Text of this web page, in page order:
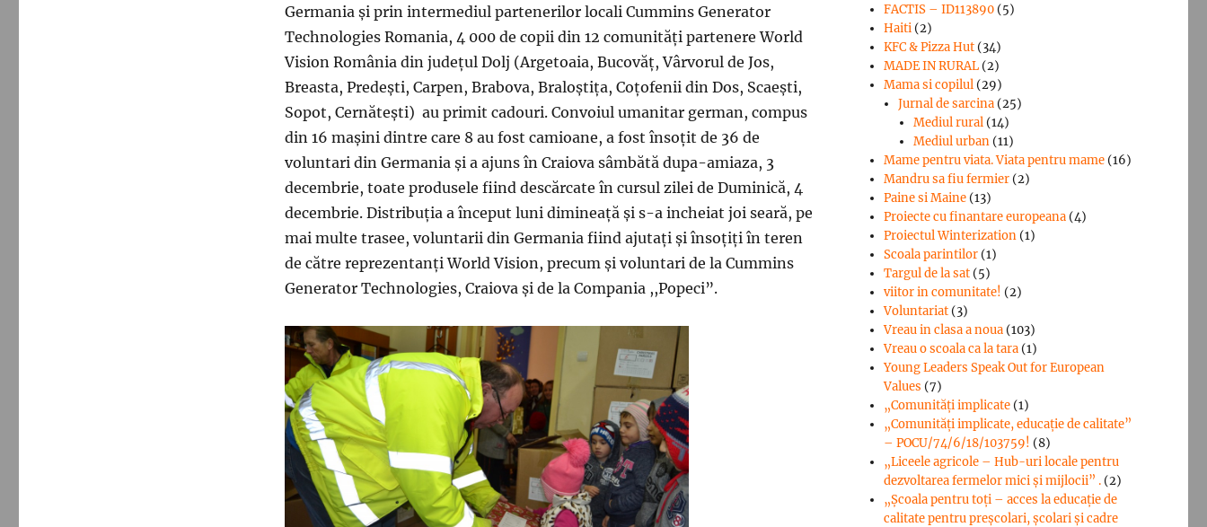
Germania şi prin intermediul partenerilor locali Cummins Generator
Technologies Romania, 4 000 de copii din 12 comunităţi partenere World
Vision România din judeţul Dolj (Argetoaia, Bucovăţ, Vârvorul de Jos,
Breasta, Predeşti, Carpen, Brabova, Braloştiţa, Coţofenii din Dos, Scaeşti,
Sopot, Cernăteşti) au primit cadouri. Convoiul umanitar german, compus
din 16 maşini dintre care 8 au fost camioane, a fost însoţit de 36 de
voluntari din Germania şi a ajuns în Craiova sâmbătă dupa-amiaza, 3
decembrie, toate produsele fiind descărcate în cursul zilei de Duminică, 4
decembrie. Distribuţia a început luni dimineaţă şi s-a incheiat joi seară, pe
mai multe trasee, voluntarii din Germania fiind ajutaţi şi însoţiţi în teren
de către reprezentanţi World Vision, precum şi voluntari de la Cummins
Generator Technologies, Craiova şi de la Compania ,,Popeci”.
FACTIS – ID113890 (5)
Haiti (2)
KFC & Pizza Hut (34)
MADE IN RURAL (2)
Mama si copilul (29)
Jurnal de sarcina (25)
Mediul rural(14)
Mediul urban(11)
Mame pentru viata. Viata pentru mame (16)
Mandru sa fiu fermier (2)
Paine si Maine (13)
Proiecte cu finantare europeana (4)
Proiectul Winterization (1)
Scoala parintilor (1)
Targul de la sat (5)
viitor in comunitate! (2)
Voluntariat (3)
Vreau in clasa a noua (103)
Vreau o scoala ca la tara (1)
Young Leaders Speak Out for European
Values (7)
„Comunități implicate (1)
„Comunități implicate, educație de calitate”
– POCU/74/6/18/103759! (8)
„Liceele agricole – Hub-uri locale pentru
dezvoltarea fermelor mici şi mijlocii” . (2)
„Școala pentru toți – acces la educație de
calitate pentru preșcolari, școlari și cadre